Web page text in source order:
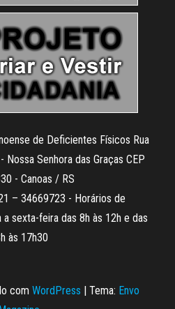
de Deficientes Físicos Rua
Nossa Senhora das Graças CEP
- Canoas / RS
– 34669723 - Horários de
sexta-feira das 8h às 12h e das
às 17h30
com WordPress | Tema: Envo